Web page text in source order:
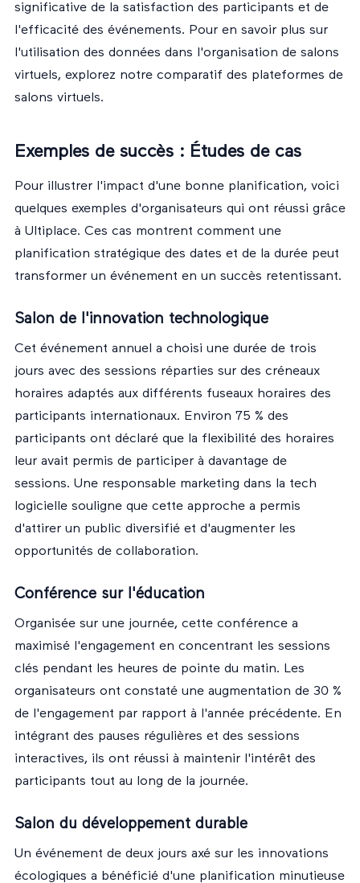
significative de la satisfaction des participants et de
l'efficacité des événements. Pour en savoir plus sur
l'utilisation des données dans l'organisation de salons
virtuels, explorez notre comparatif des plateformes de
salons virtuels.
Exemples de succès : Études de cas
Pour illustrer l'impact d'une bonne planification, voici
quelques exemples d'organisateurs qui ont réussi grâce
à Ultiplace. Ces cas montrent comment une
planification stratégique des dates et de la durée peut
transformer un événement en un succès retentissant.
Salon de l'innovation technologique
Cet événement annuel a choisi une durée de trois
jours avec des sessions réparties sur des créneaux
horaires adaptés aux différents fuseaux horaires des
participants internationaux. Environ 75 % des
participants ont déclaré que la flexibilité des horaires
leur avait permis de participer à davantage de
sessions. Une responsable marketing dans la tech
logicielle souligne que cette approche a permis
d'attirer un public diversifié et d'augmenter les
opportunités de collaboration.
Conférence sur l'éducation
Organisée sur une journée, cette conférence a
maximisé l'engagement en concentrant les sessions
clés pendant les heures de pointe du matin. Les
organisateurs ont constaté une augmentation de 30 %
de l'engagement par rapport à l'année précédente. En
intégrant des pauses régulières et des sessions
interactives, ils ont réussi à maintenir l'intérêt des
participants tout au long de la journée.
Salon du développement durable
Un événement de deux jours axé sur les innovations
écologiques a bénéficié d'une planification minutieuse